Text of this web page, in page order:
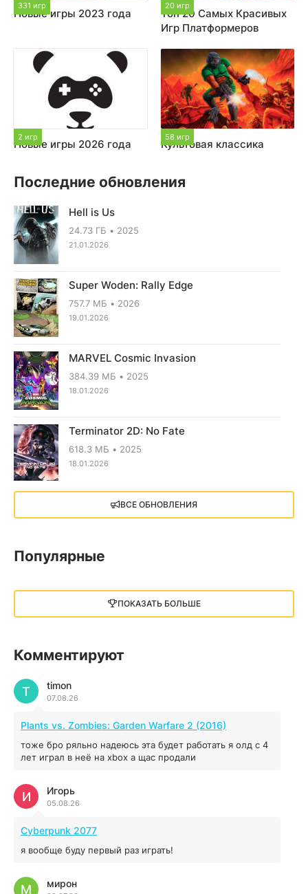
331 игр
Новые игры 2023 года
20 игр
Топ 20 Самых Красивых
Игр Платформеров
2 игр
Новые игры 2026 года
58 игр
Культовая классика
Последние обновления
Hell is Us
24.73 ГБ 2025
21.01.2026
Super Woden: Rally Edge
757.7 МБ 2026
19.01.2026
MARVEL Cosmic Invasion
384.39 МБ 2025
18.01.2026
Terminator 2D: No Fate
618.3 МБ 2025
18.01.2026
X4: Foundations (2018)
13.73 GB 2018
13 ГБ 2025
illWill
04.12.2025
MAFIA: THE OLD COUNTRY
44.98 ГБ 2025
04.12.2025
Red Chaos - The Strict Order
04.12.2025
16.95 ГБ
ВСЕ ОБНОВЛЕНИЯ
Популярные
ПОКАЗАТЬ БОЛЬШЕ
Комментируют
timon
07.08.26
T
Plants vs. Zombies: Garden Warfare 2 (2016)
тоже бро ряльно надеюсь эта будет работать я олд с 4
лет играл в неё на xbox а щас продали
Игорь
05.08.26
И
Cyberpunk 2077
я вообще буду первый раз играть!
мирон
М